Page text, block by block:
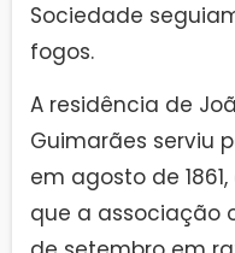
Sociedade
fogos.
A residência de
Guimarães serviu
em agosto de
que a associação